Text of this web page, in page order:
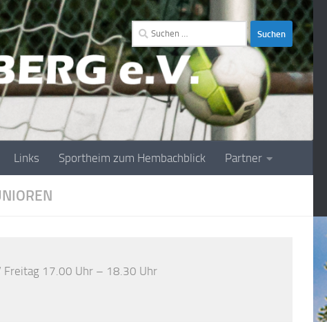
Suchen
nach:
Links Sportheim zum Hembachblick Partner
17.00 Uhr – 18.30 Uhr